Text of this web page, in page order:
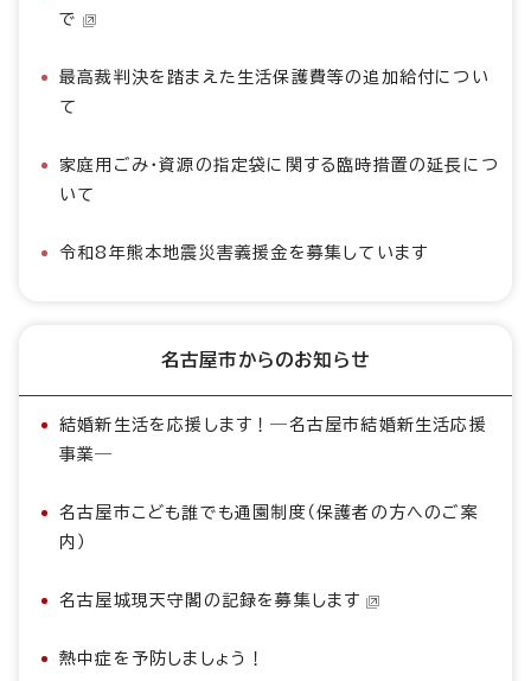
で
最高裁判決を踏まえた生活保護費等の追加給付につい
て
家庭用ごみ・資源の指定袋に関する臨時措置の延長につ
いて
令和8年熊本地震災害義援金を募集しています
名古屋市からのお知らせ
結婚新生活を応援します！―名古屋市結婚新生活応援
事業―
名古屋市こども誰でも通園制度（保護者の方へのご案
内）
名古屋城現天守閣の記録を募集します
熱中症を予防しましょう！